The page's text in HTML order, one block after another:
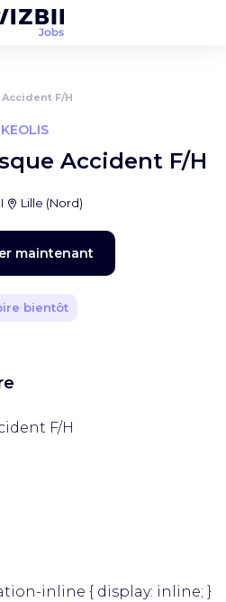
F/H
KEOLIS
Accident F/H
Lille (Nord)
maintenant
bientôt
F/H
inline { display: inline; }